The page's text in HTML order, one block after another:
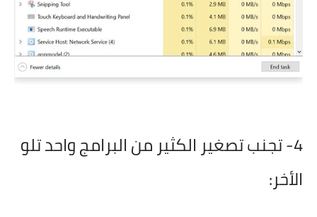
4- تجنب تصغير الكثير من البرامج واحد تلو
الأخر: